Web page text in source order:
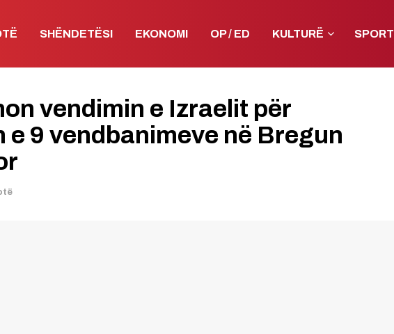
SHËNDETËSI EKONOMI OP / ED KULTURË SPORT
vendimin e Izraelit për
e 9 vendbanimeve në Bregun